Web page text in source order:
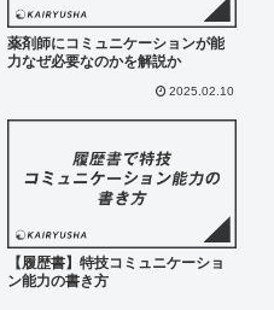
薬剤師にコミュニケーションが能
力なぜ必要なのかを解説か
2025.02.10
【履歴書】特技コミュニケーショ
ン能力の書き方